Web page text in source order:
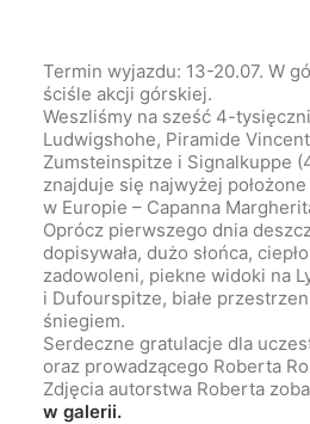
Termin wyjazdu: 13-20.07. W
ściśle akcji górskiej.
Weszliśmy na sześć 4-
Ludwigshohe, Piramide
Zumsteinspitze i Signalkuppe
znajduje się najwyżej
w Europie – Capanna
Oprócz pierwszego dnia
dopisywała, dużo słońca,
zadowoleni, piekne widoki na
i Dufourspitze, białe
śniegiem.
Serdeczne gratulacje dla
oraz prowadzącego Roberta
Zdjęcia autorstwa Roberta
w galerii.